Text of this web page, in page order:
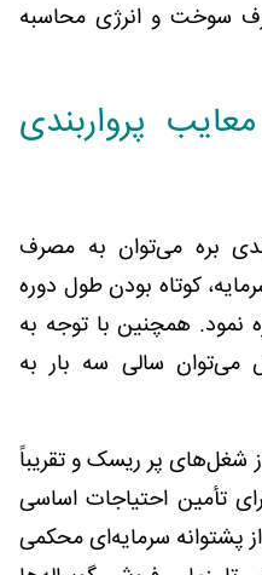
سوخت و انرژی محاسبه
پرواربندی
بره می‌توان به مصرف
کوتاه بودن طول دوره
نمود. همچنین با توجه به
می‌توان سالی سه بار به
شغل‌های پر ریسک و تقریباً
تأمین احتیاجات اساسی
پشتوانه سرمایه‌ای محکمی